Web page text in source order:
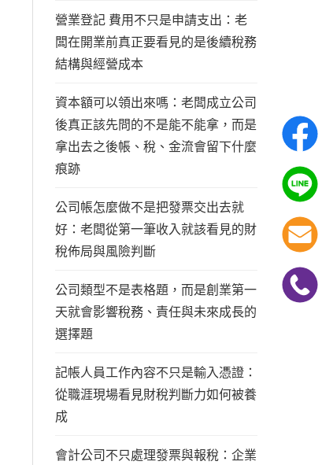
營業登記 費用不只是申請支出：老
闆在開業前真正要看見的是後續稅務
結構與經營成本
資本額可以領出來嗎：老闆成立公司
後真正該先問的不是能不能拿，而是
拿出去之後帳、稅、金流會留下什麼
痕跡
公司帳怎麼做不是把發票交出去就
好：老闆從第一筆收入就該看見的財
稅佈局與風險判斷
公司類型不是表格題，而是創業第一
天就會影響稅務、責任與未來成長的
選擇題
記帳人員工作內容不只是輸入憑證：
從職涯現場看見財稅判斷力如何被養
成
會計公司不只處理發票與報稅：企業